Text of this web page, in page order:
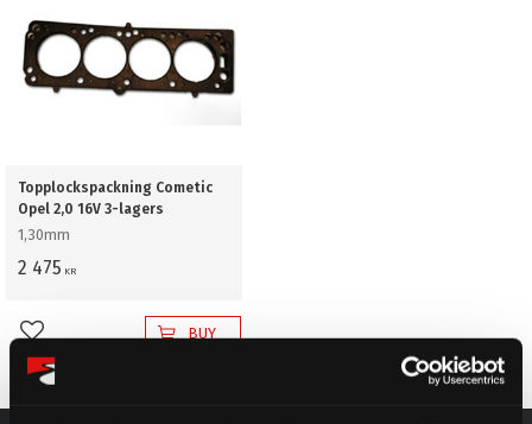
Topplockspackning Cometic
Opel 2,0 16V 3-lagers
1,30mm
2 475 KR
Add to favorites BUY